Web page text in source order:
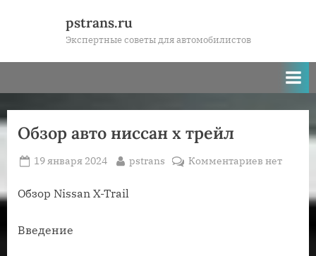
pstrans.ru
Экспертные советы для автомобилистов
Обзор авто ниссан х трейл
Posted
19 января 2024 By
pstrans Комментариевкнет
Обзор Nissan X-Trail
Введение